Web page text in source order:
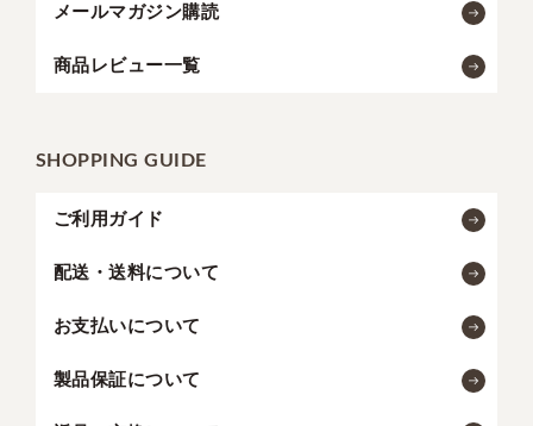
メールマガジン購読
商品レビュー一覧
SHOPPING GUIDE
ご利用ガイド
配送・送料について
お支払いについて
製品保証について